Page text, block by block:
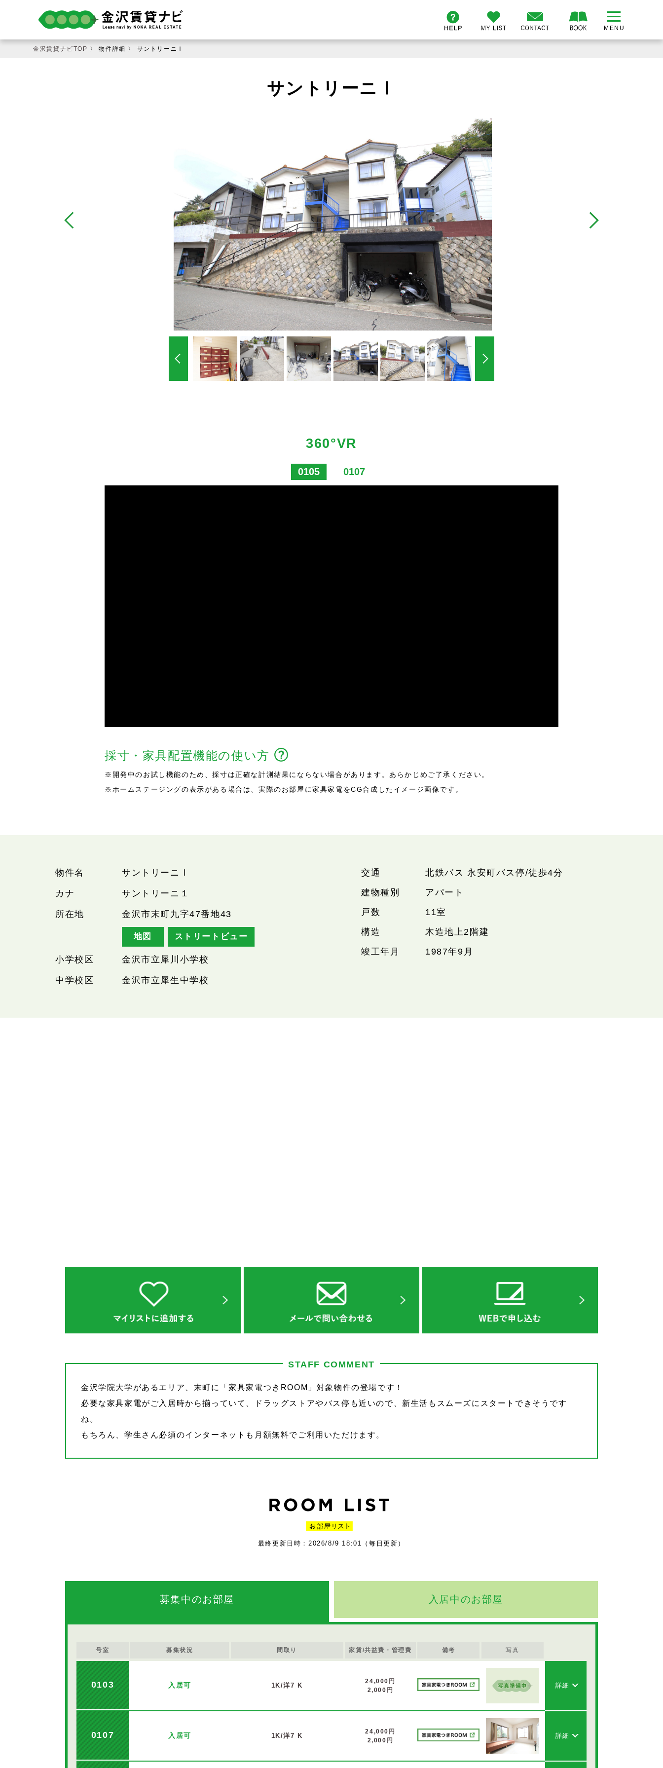
金沢賃貸ナビTOP 〉 物件詳細 〉 サントリーニⅠ
サントリーニⅠ
360°VR
0105 0107
採寸・家具配置機能の使い方
※開発中のお試し機能のため、採寸は正確な計測結果にならない場合があります。あらかじめご了承ください。
※ホームステージングの表示がある場合は、実際のお部屋に家具家電をCG合成したイメージ画像です。
物件名 サントリーニⅠ
カナ サントリーニ１
所在地 金沢市末町九字47番地43
地図 ストリートビュー
小学校区 金沢市立犀川小学校
中学校区 金沢市立犀生中学校
交通
北鉄バス 永安町バス停/徒歩4分
建物種別
アパート
戸数
11室
構造
木造地上2階建
竣工年月
1987年9月
STAFF COMMENT
金沢学院大学があるエリア、末町に「家具家電つきROOM」対象物件の登場です！
必要な家具家電がご入居時から揃っていて、ドラッグストアやバス停も近いので、新生活もスムーズにスタートできそうです
ね。
もちろん、学生さん必須のインターネットも月額無料でご利用いただけます。
最終更新日時：2026/8/9 18:01（毎日更新）
募集中のお部屋 入居中のお部屋
号室 募集状況 間取り 家賃/共益費・管理費 備考 写真
0103 入居可 1K/洋7 K
24,000円
2,000円
詳細
0107 入居可 1K/洋7 K
24,000円
2,000円
詳細